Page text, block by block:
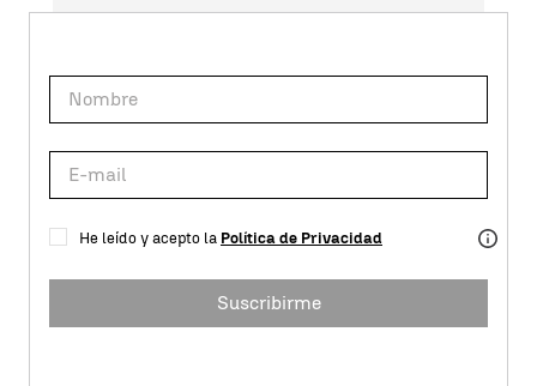
He leído y acepto la Política de Privacidad
Suscribirme